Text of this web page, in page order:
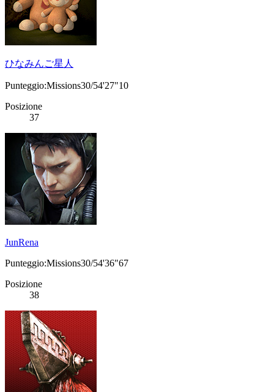
ひなみんご星人
Punteggio:Missions30/54'27"10
Posizione
37
JunRena
Punteggio:Missions30/54'36"67
Posizione
38